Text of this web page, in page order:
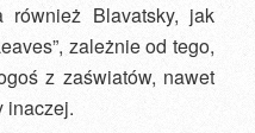
również Blavatsky, jak
zależnie od tego,
z zaświatów, nawet
inaczej.